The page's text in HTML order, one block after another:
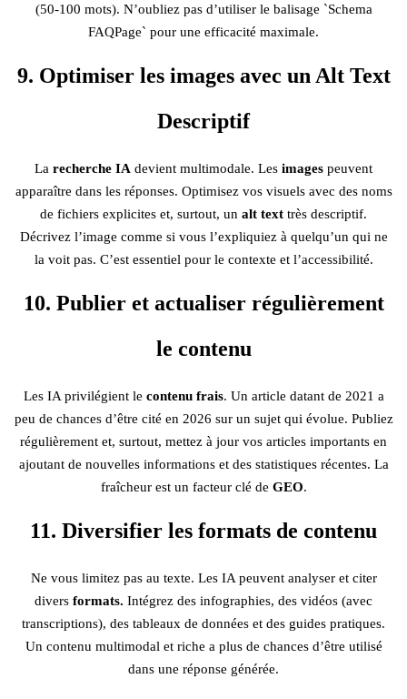
(50-100 mots). N’oubliez pas d’utiliser le balisage `Schema
FAQPage` pour une efficacité maximale.
9. Optimiser les images avec un Alt Text
Descriptif
La recherche IA devient multimodale. Les images peuvent
apparaître dans les réponses. Optimisez vos visuels avec des noms
de fichiers explicites et, surtout, un alt text très descriptif.
Décrivez l’image comme si vous l’expliquiez à quelqu’un qui ne
la voit pas. C’est essentiel pour le contexte et l’accessibilité.
10. Publier et actualiser régulièrement
le contenu
Les IA privilégient le contenu frais. Un article datant de 2021 a
peu de chances d’être cité en 2026 sur un sujet qui évolue. Publiez
régulièrement et, surtout, mettez à jour vos articles importants en
ajoutant de nouvelles informations et des statistiques récentes. La
fraîcheur est un facteur clé de GEO.
11. Diversifier les formats de contenu
Ne vous limitez pas au texte. Les IA peuvent analyser et citer
divers formats. Intégrez des infographies, des vidéos (avec
transcriptions), des tableaux de données et des guides pratiques.
Un contenu multimodal et riche a plus de chances d’être utilisé
dans une réponse générée.